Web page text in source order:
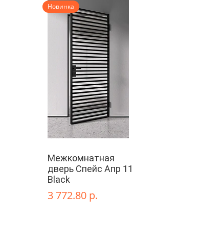
Новинка
Межкомнатная
дверь Спейс Апр 11
Black
3 772.80 р.